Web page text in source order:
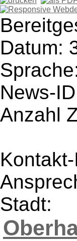
Datum:
News-
Anzahl
Stadt: